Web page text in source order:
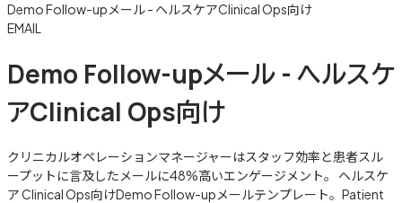
Demo Follow-upメール - ヘルスケアClinical Ops向け
EMAIL
Demo Follow-upメール - ヘルスケ
アClinical Ops向け
クリニカルオペレーションマネージャーはスタッフ効率と患者スル
ープットに言及したメールに48%高いエンゲージメント。 ヘルスケ
ア Clinical Ops向けDemo Follow-upメールテンプレート。Patient